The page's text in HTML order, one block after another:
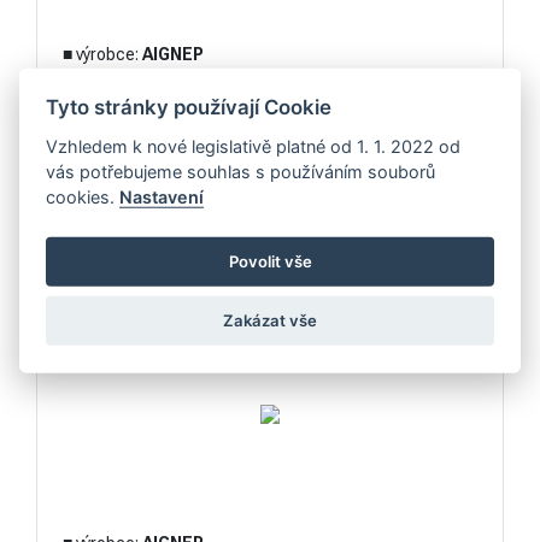
■ výrobce:AIGNEP
kód: 55117
DETAIL
01V-5/3 RUČNÍ VENTIL
Ruční ventil 3 polohový s aretací
Tyto stránky používají Cookie
Vzhledem k nové legislativě platné od 1. 1. 2022 od
vás potřebujeme souhlas s používáním souborů
cookies. Nastavení
Povolit vše
Zakázat vše